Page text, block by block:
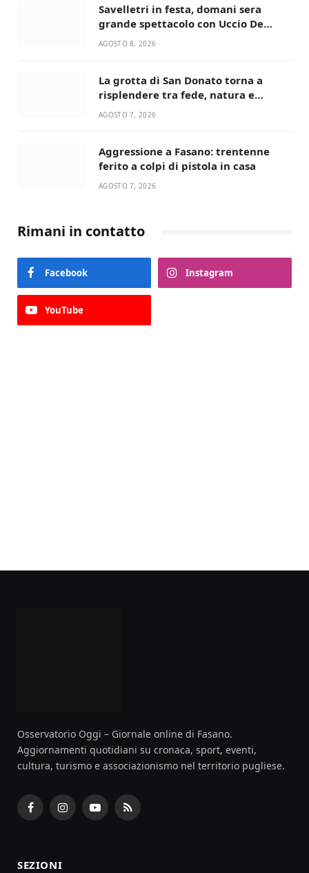
Savelletri in festa, domani sera
grande spettacolo con Uccio De
Santis
AGOSTO 8, 2026
La grotta di San Donato torna a
risplendere tra fede, natura e
devozione
AGOSTO 7, 2026
Aggressione a Fasano: trentenne
ferito a colpi di pistola in casa
AGOSTO 7, 2026
Rimani in contatto
Facebook Instagram
YouTube
Osservatorio Oggi – Giornale online di Fasano.
Aggiornamenti quotidiani su cronaca, sport, eventi,
cultura, turismo e associazionismo nel territorio pugliese.
FacebookInstagramYouTubeRSS
SEZIONI